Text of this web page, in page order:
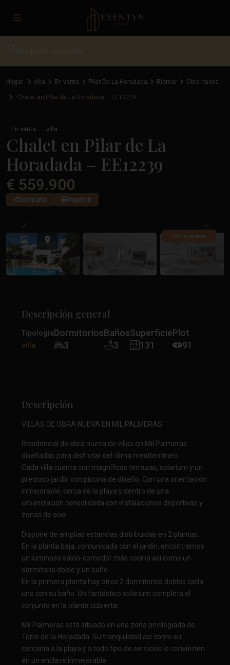
Hogar villa En venta Pilar De La Horadada Riomar Obra nueva
Chalet en Pilar de La Horadada – EE12239
En venta villa
Chalet en Pilar de La
Horadada – EE12239
€ 559.900
Compartir Imprimir
Obra nueva
Anterior
Descripción general
Tipología
villa
Dormitorios
3
Baños
3
Superficie
131
Plot
91
Descripción
VILLAS DE OBRA NUEVA EN MIL PALMERAS
Residencial de obra nueva de villas en Mil Palmeras
diseñadas para disfrutar del clima mediterráneo.
Cada villa cuenta con magníficas terrazas, solarium y un
precioso jardín con piscina de diseño. Con una orientación
inmejorable, cerca de la playa y dentro de una
urbanización consolidada con instalaciones deportivas y
zonas de ocio.
Dispone de amplias estancias distribuidas en 2 plantas.
En la planta baja, comunicada con el jardín, encontramos
un luminoso salón-comedor más cocina así como un
dormitorio doble y un baño.
En la primera planta hay otros 2 dormitorios dobles cada
uno con su baño. Un fantástico solarium completa el
conjunto en la planta cubierta.
Mil Palmeras está situado en una zona privilegiada de
Torre de la Horadada. Su tranquilidad así como su
cercanía a la playa y a todo tipo de servicios lo convierten
en un enclave inmejorable.